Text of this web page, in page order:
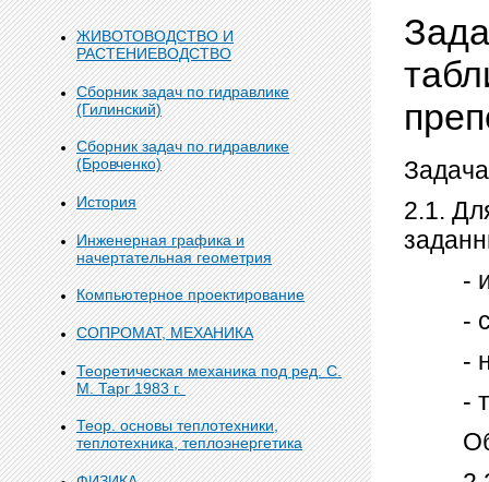
ЖИВОТОВОДСТВО И
РАСТЕНИЕВОДСТВО
Сборник задач по гидравлике
(Гилинский)
Сборник задач по гидравлике
(Бровченко)
История
Инженерная графика и
начертательная геометрия
Компьютерное проектирование
СОПРОМАТ, МЕХАНИКА
Теоретическая механика под ред. С.
М. Тарг 1983 г.
Теор. основы теплотехники,
теплотехника, теплоэнергетика
2.1.
-
-
-
- тип